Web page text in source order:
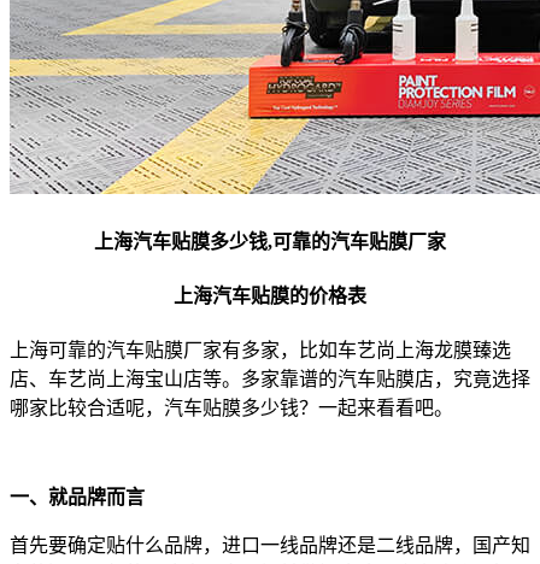
上海汽车贴膜多少钱,可靠的汽车贴膜厂家
上海汽车贴膜的价格表
上海可靠的汽车贴膜厂家有多家，比如车艺尚上海龙膜臻选
店、车艺尚上海宝山店等。多家靠谱的汽车贴膜店，究竟选择
哪家比较合适呢，汽车贴膜多少钱？一起来看看吧。
一、就品牌而言
首先要确定贴什么品牌，进口一线品牌还是二线品牌，国产知